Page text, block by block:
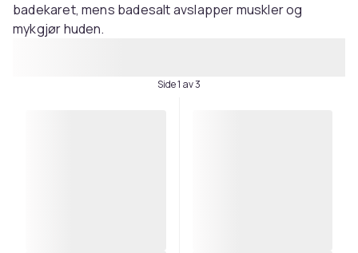
badekaret, mens badesalt avslapper muskler og
mykgjør huden.
Side 1 av 3